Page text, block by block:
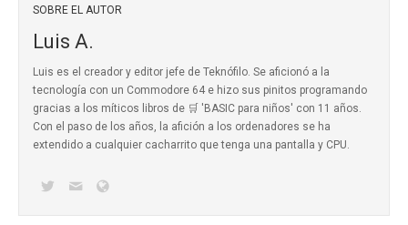
SOBRE EL AUTOR
Luis A.
Luis es el creador y editor jefe de Teknófilo. Se aficionó a la
tecnología con un Commodore 64 e hizo sus pinitos programando
gracias a los míticos libros de 🛒 'BASIC para niños' con 11 años.
Con el paso de los años, la afición a los ordenadores se ha
extendido a cualquier cacharrito que tenga una pantalla y CPU.